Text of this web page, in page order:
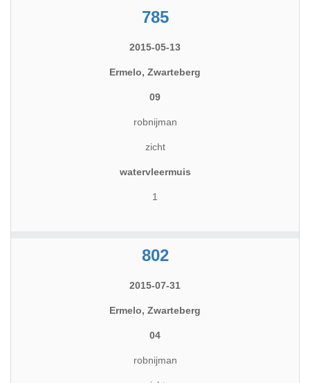
785
2015-05-13
Ermelo, Zwarteberg
09
robnijman
zicht
watervleermuis
1
802
2015-07-31
Ermelo, Zwarteberg
04
robnijman